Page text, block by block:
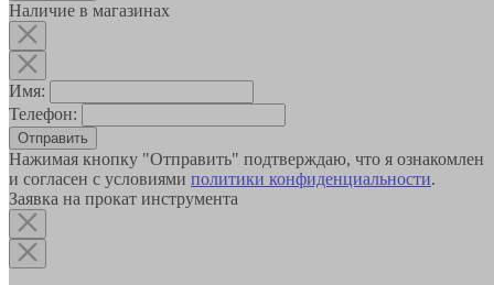
Наличие в магазинах
Имя:
Телефон:
Отправить
Нажимая кнопку "Отправить" подтверждаю, что я ознакомлен
и согласен с условиями политики конфиденциальности.
Заявка на прокат инструмента